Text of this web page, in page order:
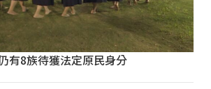
有8族待獲法定原民身分